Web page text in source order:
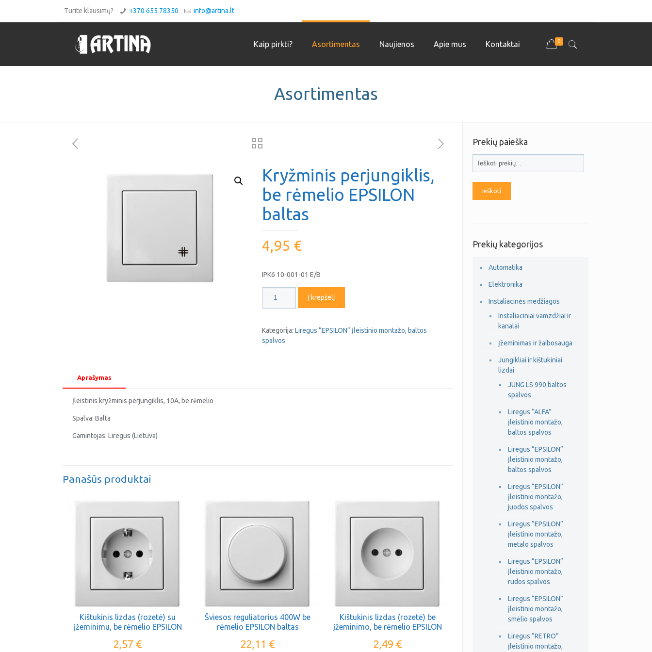
Turite klausimų? +370 655 78350 info@artina.lt
Kaip pirkti? Asortimentas Naujienos Apie mus Kontaktai 0
Asortimentas
Kryžminis perjungiklis,
be rėmelio EPSILON
baltas
4,95 €
IPK6 10-001-01 E/B
kiekis:
be
rėmelio
Į krepšelį
Kategorija: Liregus “EPSILON” įleistinio montažo, baltos
spalvos
Aprašymas
Įleistinis kryžminis perjungiklis, 10A, be rėmelio
Spalva: Balta
Gamintojas: Liregus (Lietuva)
Panašūs produktai
Kištukinis lizdas (rozetė) su
įžeminimu, be rėmelio EPSILON
2,57 €
Šviesos reguliatorius 400W be
rėmelio EPSILON baltas
22,11 €
Kištukinis lizdas (rozetė) be
įžeminimo, be rėmelio EPSILON
2,49 €
Prekių paieška
Ieškoti
Prekių kategorijos
Automatika
Elektronika
Instaliacinės medžiagos
Instaliaciniai vamzdžiai ir
kanalai
Įžeminimas ir žaibosauga
Jungikliai ir kištukiniai
lizdai
JUNG LS 990 baltos
spalvos
Liregus “ALFA”
įleistinio montažo,
baltos spalvos
Liregus “EPSILON”
įleistinio montažo,
baltos spalvos
Liregus “EPSILON”
įleistinio montažo,
juodos spalvos
Liregus “EPSILON”
įleistinio montažo,
metalo spalvos
Liregus “EPSILON”
įleistinio montažo,
rudos spalvos
Liregus “EPSILON”
įleistinio montažo,
smėlio spalvos
Liregus “RETRO”
įleistinio montažo,